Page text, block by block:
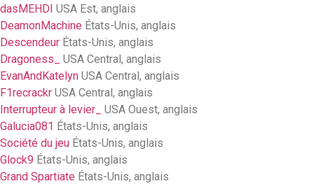
dasMEHDI USA Est, anglais
DeamonMachine États-Unis, anglais
Descendeur États-Unis, anglais
Dragoness_
USA Central, anglais
EvanAndKatelyn USA Central, anglais
F1recrackr USA Central, anglais
Interrupteur à levier_
USA Ouest, anglais
Galucia081 États-Unis, anglais
Société du jeu États-Unis, anglais
Glock9 États-Unis, anglais
Grand Spartiate États-Unis, anglais